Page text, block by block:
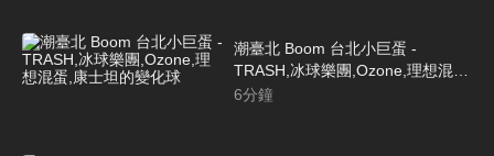
潮臺北 Boom 台北小巨蛋 -
TRASH,冰球樂團,Ozone,理想混
蛋,康士坦的變化球
6分鐘